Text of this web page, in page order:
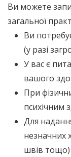
Ви можете
загальної
Ви
(у разі
У вас є
вашого
При
психічним
Для
незначних
швів тощо)